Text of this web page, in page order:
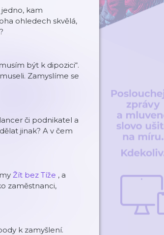
kam
ohledech skvělá,
být k dipozici“.
Zamyslíme se
či podnikatel a
jinak? A v čem
Žít bez Tíže , a
zaměstnanci,
k zamyšlení.